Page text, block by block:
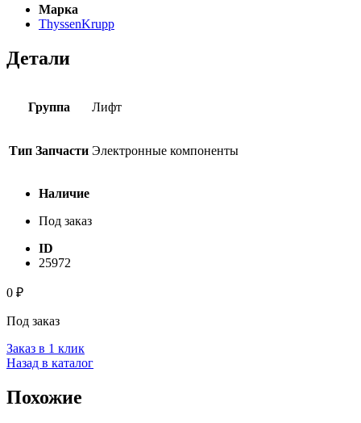
Марка
ThyssenKrupp
Детали
Группа Лифт
Тип Запчасти Электронные компоненты
Наличие
Под заказ
ID
25972
0 ₽
Под заказ
Заказ в 1 клик
Назад в каталог
Похожие